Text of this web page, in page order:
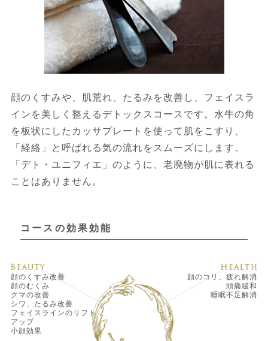
顔のくすみや、肌荒れ、たるみを改善し、フェイスラ
インを美しく整えるデトックスコースです。水牛の角
を板状にしたカッサプレートを使って肌をこすり、
「経絡」と呼ばれる気の流れをスムーズにします。
「デト・ユニフィエ」のように、老廃物が肌に表れる
ことはありません。
コースの効果効能
顔のくすみ改善
顔のむくみ
クマの改善
シワ、たるみ改善
フェイスラインのリフト
アップ
小顔効果
顔のコリ、疲れ解消
頭痛緩和
睡眠不足解消